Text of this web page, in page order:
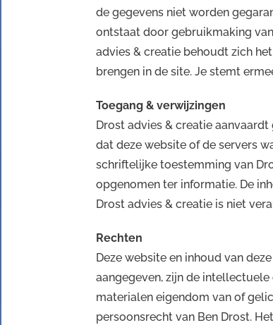
de gegevens niet worden
ontstaat door gebruikmaking
advies & creatie behoudt zich
brengen in de site. Je stemt
Toegang & verwijzingen
Drost advies & creatie
dat deze website of de servers
schriftelijke toestemming van
opgenomen ter informatie. De
Drost advies & creatie is niet
Rechten
Deze website en inhoud van
aangegeven, zijn de intellectuele
materialen eigendom van of
persoonsrecht van Ben Drost.